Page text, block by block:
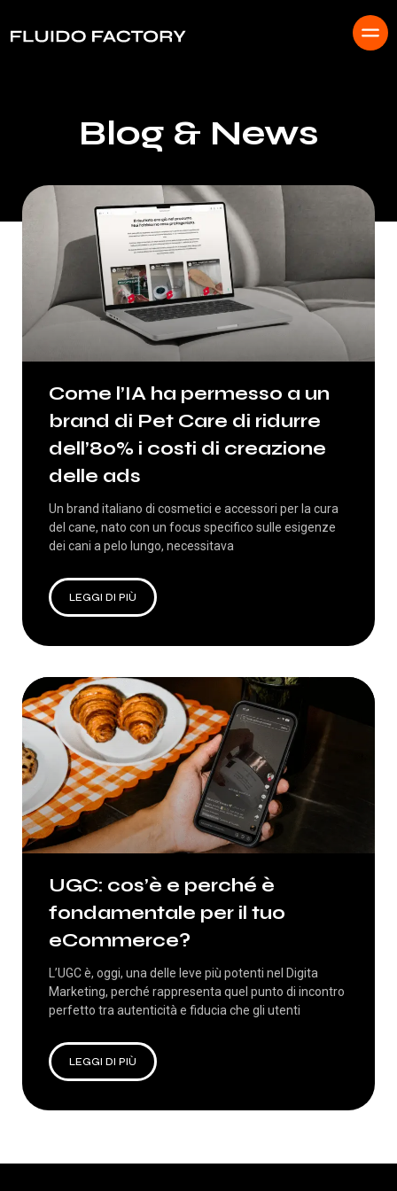
Blog & News
Come l’IA ha permesso a un
brand di Pet Care di ridurre
dell’80% i costi di creazione
delle ads
Un brand italiano di cosmetici e accessori per la cura
del cane, nato con un focus specifico sulle esigenze
dei cani a pelo lungo, necessitava
LEGGI DI PIÙ
UGC: cos’è e perché è
fondamentale per il tuo
eCommerce?
L’UGC è, oggi, una delle leve più potenti nel Digita
Marketing, perché rappresenta quel punto di incontro
perfetto tra autenticità e fiducia che gli utenti
LEGGI DI PIÙ